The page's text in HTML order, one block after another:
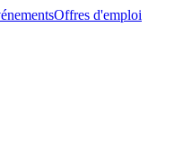
Offres d'emploi